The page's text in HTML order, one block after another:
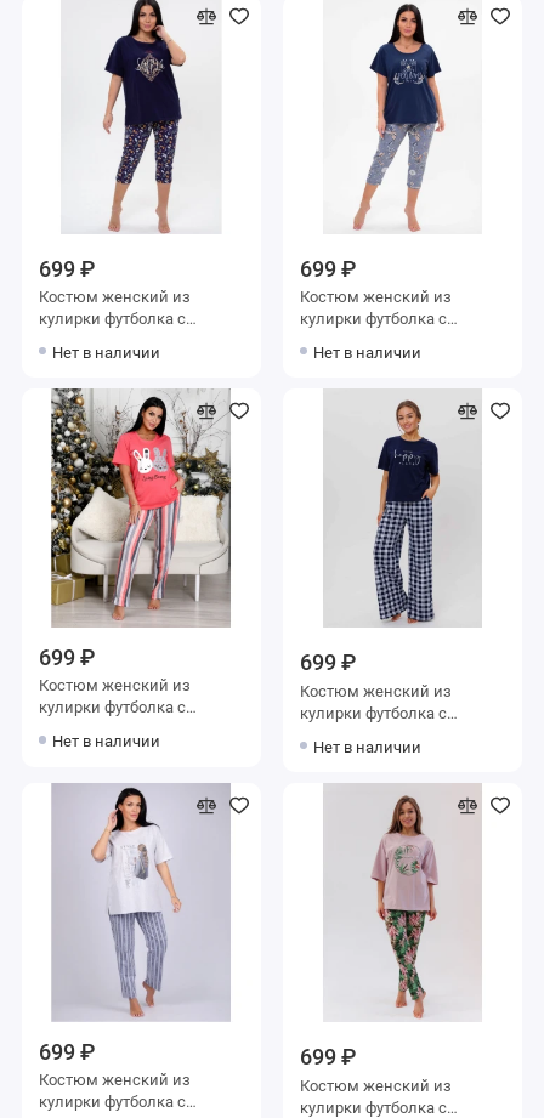
699 ₽
Костюм женский из
кулирки футболка с
Нет в наличии
699 ₽
Костюм женский из
кулирки футболка с
Нет в наличии
699 ₽
Костюм женский из
кулирки футболка с
Нет в наличии
699 ₽
Костюм женский из
кулирки футболка с
Нет в наличии
699 ₽
Костюм женский из
кулирки футболка с
699 ₽
Костюм женский из
кулирки футболка с